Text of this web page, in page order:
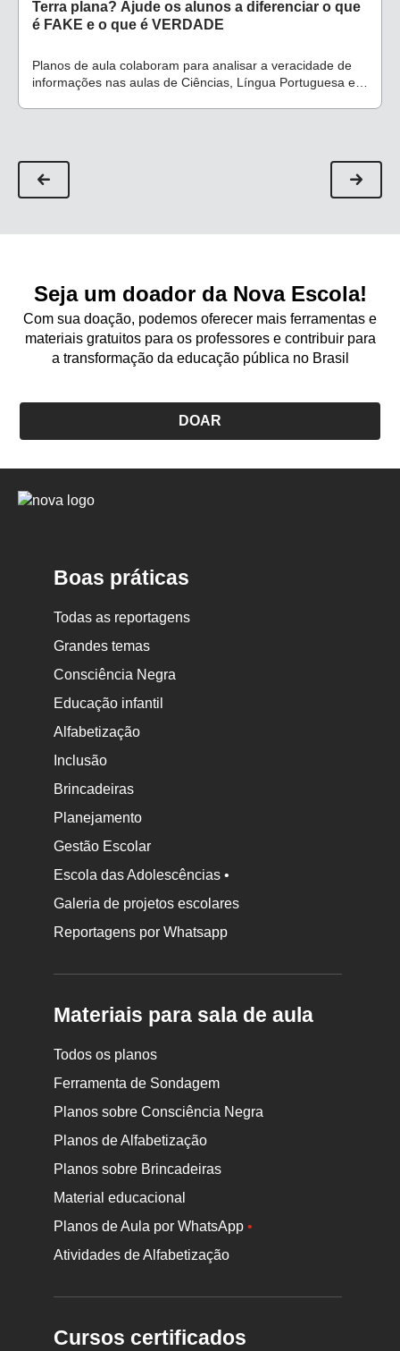
Terra plana? Ajude os alunos a diferenciar o que
é FAKE e o que é VERDADE
Planos de aula colaboram para analisar a veracidade de
informações nas aulas de Ciências, Língua Portuguesa e
Seja um doador da Nova Escola!
Com sua doação, podemos oferecer mais ferramentas e
materiais gratuitos para os professores e contribuir para
a transformação da educação pública no Brasil
DOAR
Logo
Boas práticas
Todas as reportagens
Grandes temas
Consciência Negra
Educação infantil
Alfabetização
Inclusão
Brincadeiras
Planejamento
Gestão Escolar
Escola das Adolescências •
Galeria de projetos escolares
Reportagens por Whatsapp
Materiais para sala de aula
Todos os planos
Ferramenta de Sondagem
Planos sobre Consciência Negra
Planos de Alfabetização
Planos sobre Brincadeiras
Material educacional
Planos de Aula por WhatsApp•
Atividades de Alfabetização
Cursos certificados